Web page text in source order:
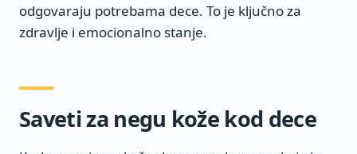
odgovaraju potrebama dece. To je ključno za
zdravlje i emocionalno stanje.
Saveti za negu kože kod dece